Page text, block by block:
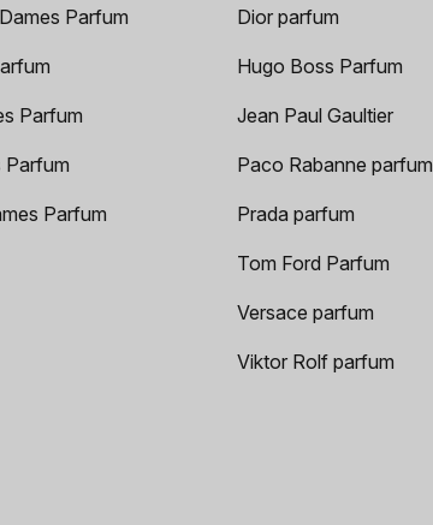
Parfum
Parfum
Parfum
Parfum
Dior parfum
Hugo Boss Parfum
Jean Paul Gaultier
Paco Rabanne parfum
Prada parfum
Tom Ford Parfum
Versace parfum
Viktor Rolf parfum